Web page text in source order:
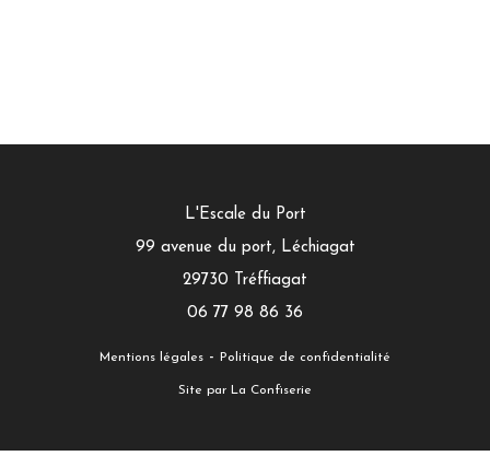
L'Escale du Port
99 avenue du port, Léchiagat
29730 Tréffiagat
06 77 98 86 36
Mentions légales - Politique de confidentialité
Site par La Confiserie